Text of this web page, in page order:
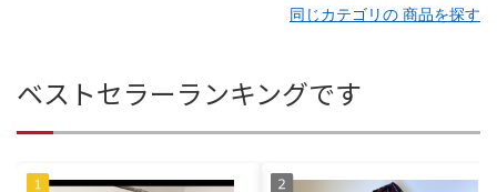
同じカテゴリの 商品を探す
ベストセラーランキングです